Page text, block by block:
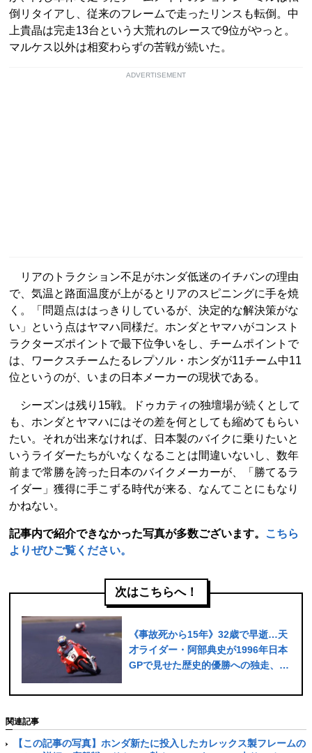
倒リタイアし、従来のフレームで走ったリンスも転倒。中
上貴晶は完走13台という大荒れのレースで9位がやっと。
マルケス以外は相変わらずの苦戦が続いた。
ADVERTISEMENT
リアのトラクション不足がホンダ低迷のイチバンの理由
で、気温と路面温度が上がるとリアのスピニングに手を焼
く。「問題点ははっきりしているが、決定的な解決策がな
い」という点はヤマハ同様だ。ホンダとヤマハがコンスト
ラクターズポイントで最下位争いをし、チームポイントで
は、ワークスチームたるレプソル・ホンダが11チーム中11
位というのが、いまの日本メーカーの現状である。
シーズンは残り15戦。ドゥカティの独壇場が続くとして
も、ホンダとヤマハにはその差を何としても縮めてもらい
たい。それが出来なければ、日本製のバイクに乗りたいと
いうライダーたちがいなくなることは間違いないし、数年
前まで常勝を誇った日本のバイクメーカーが、「勝てるラ
イダー」獲得に手こずる時代が来る、なんてことにもなり
かねない。
記事内で紹介できなかった写真が多数ございます。
こちら
よりぜひご覧ください。
次はこちらへ！
《事故死から15年》32歳で早逝…天
才ライダー・阿部典史が1996年日本
GPで見せた歴史的優勝への独走、鈴
ぶな！」
関連記事
【この記事の写真】ホンダ新たに投入したカレックス製フレームの